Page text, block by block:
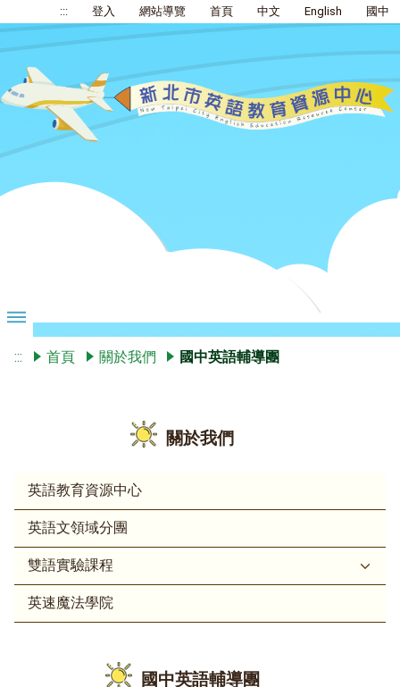
::: 登入 網站導覽 首頁 中文 English 國中
::: 首頁 關於我們 國中英語輔導團
關於我們
英語教育資源中心
英語文領域分團
雙語實驗課程
英速魔法學院
國中英語輔導團